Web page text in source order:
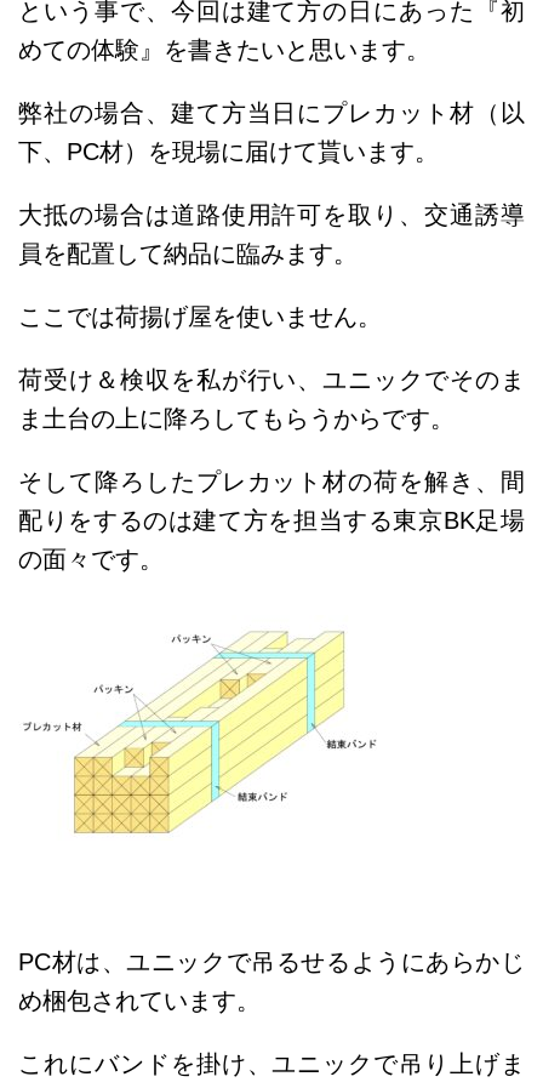
という事で、今回は建て方の日にあった『初
めての体験』を書きたいと思います。
弊社の場合、建て方当日にプレカット材（以
下、PC材）を現場に届けて貰います。
大抵の場合は道路使用許可を取り、交通誘導
員を配置して納品に臨みます。
ここでは荷揚げ屋を使いません。
荷受け＆検収を私が行い、ユニックでそのま
ま土台の上に降ろしてもらうからです。
そして降ろしたプレカット材の荷を解き、間
配りをするのは建て方を担当する東京BK足場
の面々です。
PC材は、ユニックで吊るせるようにあらかじ
め梱包されています。
これにバンドを掛け、ユニックで吊り上げま